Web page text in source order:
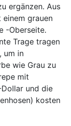
ergänzen. Aus
einem grauen
-Oberseite.
Trage tragen
um in
wie Grau zu
mit
und die
kosten